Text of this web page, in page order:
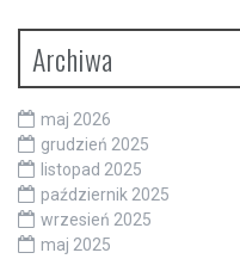
Archiwa
maj 2026
grudzień 2025
listopad 2025
październik 2025
wrzesień 2025
maj 2025